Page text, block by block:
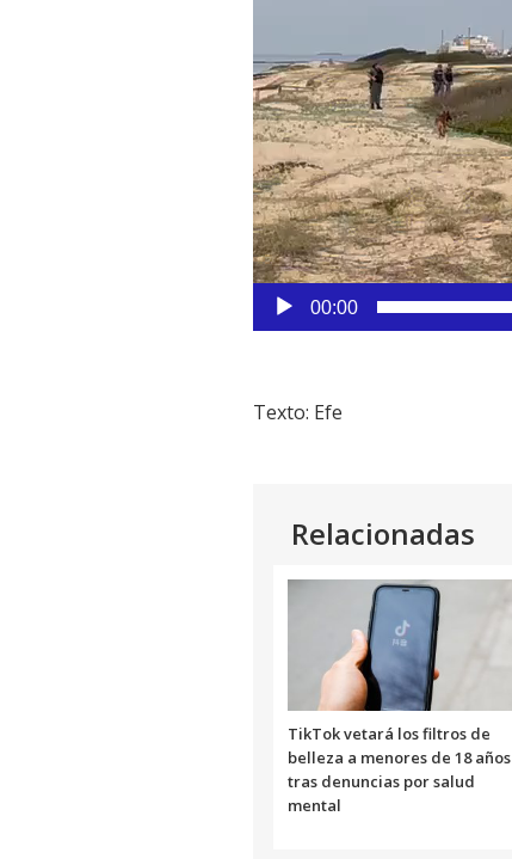
00:00
Texto: Efe
Relacionadas
TikTok vetará los filtros de
belleza a menores de 18 años
tras denuncias por salud
mental